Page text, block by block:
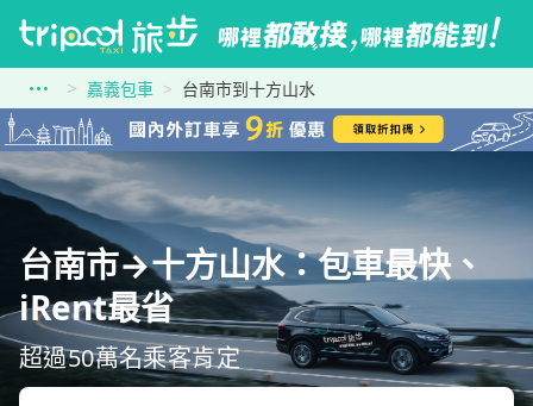
嘉義包車 台南市到十方山水
台南市→十方山水：包車最快、
iRent最省
超過50萬名乘客肯定